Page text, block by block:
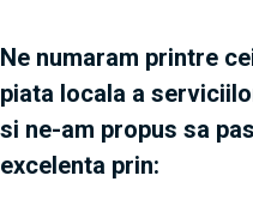
Ne numaram printre
piata locala a
si ne-am propus sa
excelenta prin: